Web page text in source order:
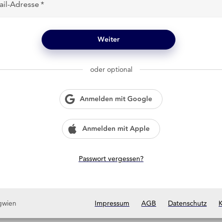
Adresse
Weiter
oder optional
Anmelden mit Google
Anmelden mit Apple
Passwort vergessen?
Impressum AGB Datenschutz